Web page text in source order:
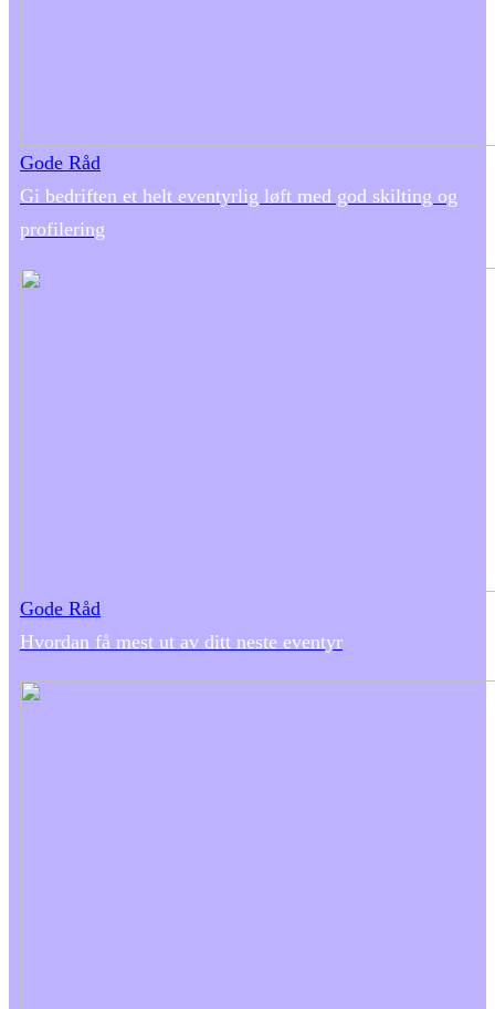
Gode Råd
Gi bedriften et helt eventyrlig løft med god skilting og
profilering
Gode Råd
Hvordan få mest ut av ditt neste eventyr